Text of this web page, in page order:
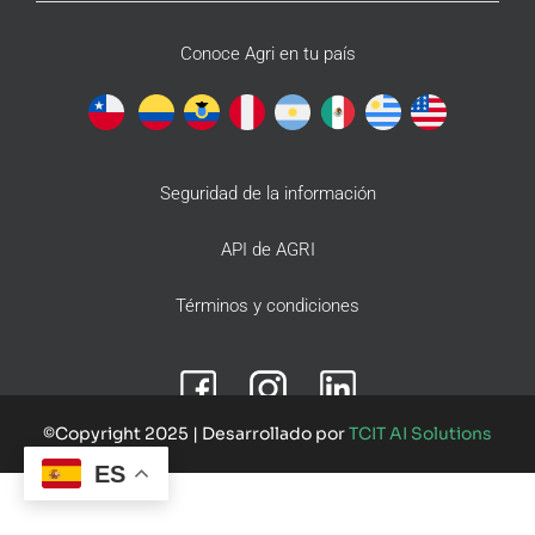
Conoce Agri en tu país
Seguridad de la información
API de AGRI
Términos y condiciones
©Copyright 2025 | Desarrollado porTCIT AI Solutions
ES